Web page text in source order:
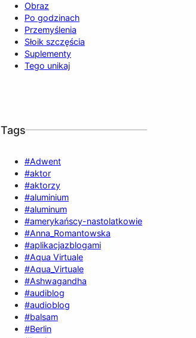
Obraz
Po godzinach
Przemyślenia
Słoik szczęścia
Suplementy
Tego unikaj
Tags
#Adwent
#aktor
#aktorzy
#aluminium
#aluminum
#amerykańscy-nastolatkowie
#Anna_Romantowska
#aplikacjazblogami
#Aqua Virtuale
#Aqua_Virtuale
#Ashwagandha
#audiblog
#audioblog
#balsam
#Berlin